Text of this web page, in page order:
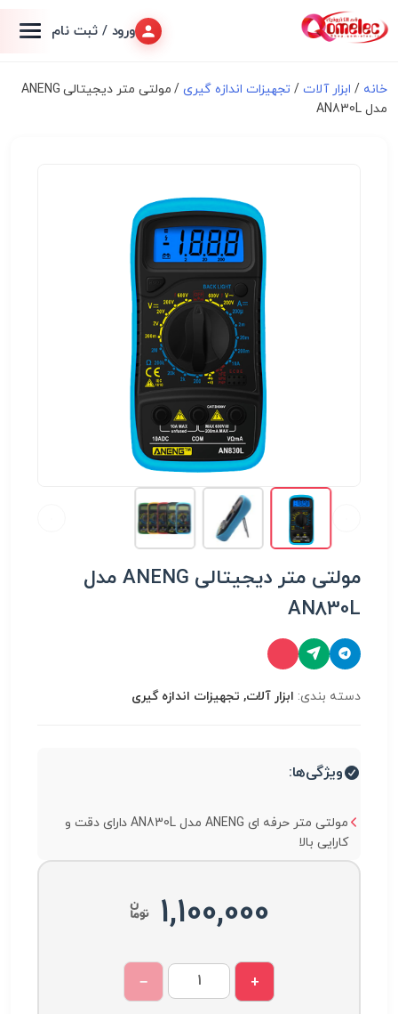
ورود / ثبت نام
خانه / ابزار آلات/ تجهیزات اندازه گیری
/ مولتی متر دیجیتالی ANENG
مدل AN830L
مولتی متر دیجیتالی ANENG مدل
AN830L
دسته بندی: ابزار آلات, تجهیزات اندازه گیری
ویژگی‌ها:
مولتی متر حرفه ای ANENG مدل AN830L دارای دقت و
کارایی بالا
1,100,000
+
−